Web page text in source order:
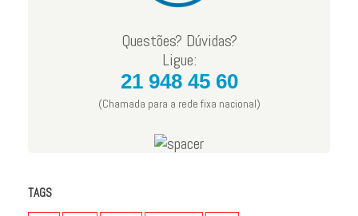
Questões? Dúvidas?
Ligue:
21 948 45 60
(Chamada para a rede fixa nacional)
TAGS